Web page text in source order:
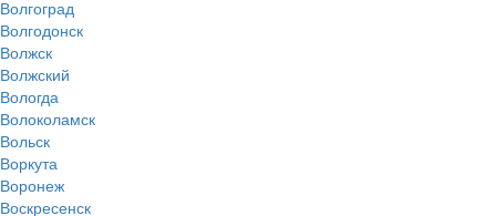
Волгоград
Волгодонск
Волжск
Волжский
Вологда
Волоколамск
Вольск
Воркута
Воронеж
Воскресенск